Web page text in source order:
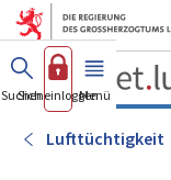
Suchen
Sich einloggen
Menü Haupt-
Lufttüchtigkeit